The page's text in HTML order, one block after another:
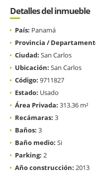
Detalles del inmueble
País: Panamá
Provincia /
Ciudad: San Carlos
Ubicación: San Carlos
Código: 9711827
Estado: Usado
Área Privada: 313.36 m²
Recámaras: 3
Baños: 3
Baño medio: Si
Parking: 2
Año construcción: 2013